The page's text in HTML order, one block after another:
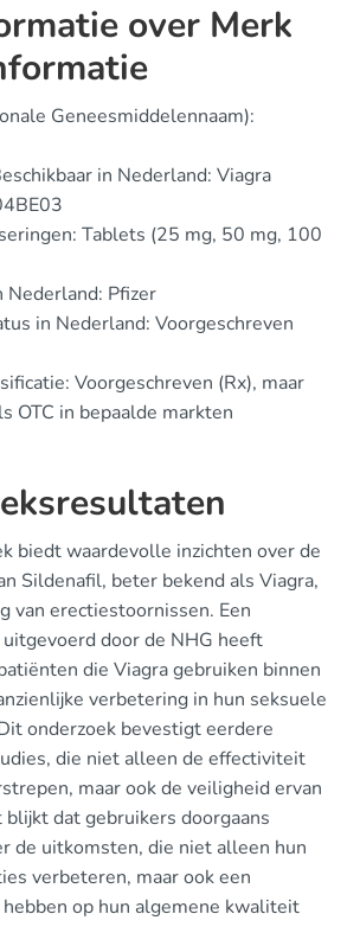
over Merk
Geneesmiddelennaam):
in Nederland: Viagra
Tablets (25 mg, 50 mg, 100
Nederland: Pfizer
in Nederland: Voorgeschreven
Voorgeschreven (Rx), maar
OTC in bepaalde markten
biedt waardevolle inzichten over de
Sildenafil, beter bekend als Viagra,
van erectiestoornissen. Een
door de NHG heeft
die Viagra gebruiken binnen
verbetering in hun seksuele
onderzoek bevestigt eerdere
die niet alleen de effectiviteit
maar ook de veiligheid ervan
dat gebruikers doorgaans
de uitkomsten, die niet alleen hun
verbeteren, maar ook een
op hun algemene kwaliteit